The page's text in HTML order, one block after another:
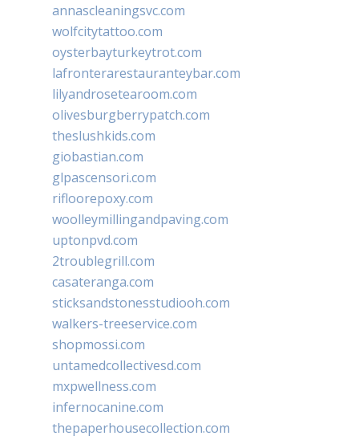
annascleaningsvc.com
wolfcitytattoo.com
oysterbayturkeytrot.com
lafronterarestauranteybar.com
lilyandrosetearoom.com
olivesburgberrypatch.com
theslushkids.com
giobastian.com
glpascensori.com
rifloorepoxy.com
woolleymillingandpaving.com
uptonpvd.com
2troublegrill.com
casateranga.com
sticksandstonesstudiooh.com
walkers-treeservice.com
shopmossi.com
untamedcollectivesd.com
mxpwellness.com
infernocanine.com
thepaperhousecollection.com